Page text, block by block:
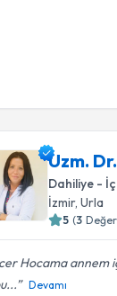
Uzm.
Dahiliye - İç
İzmir, Urla
5 (3
Hocama annem
Devamı